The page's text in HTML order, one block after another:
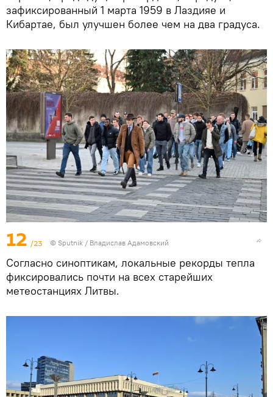
зафиксированный 1 марта 1959 в Лаздияе и
Кибартае, был улучшен более чем на два градуса.
12 /23 © Sputnik / Владислав Адамовский
Согласно синоптикам, локальные рекорды тепла
фиксировались почти на всех старейших
метеостанциях Литвы.